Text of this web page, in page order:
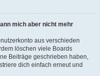
mich aber nicht mehr
aus verschieden
löschen viele Boards
Beiträge geschrieben haben,
dich einfach erneut und